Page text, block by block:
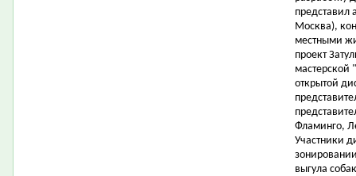
представил
Москва),
местными
проект
мастерской
открытой
Фламинго,
Участники
выгула